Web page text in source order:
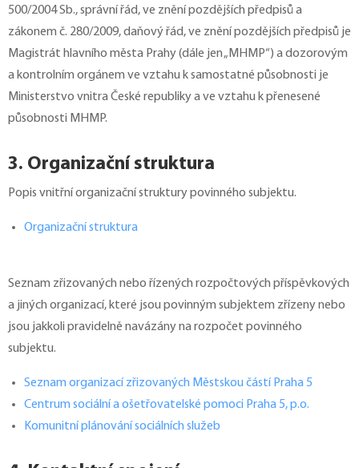
500/2004 Sb., správní řád, ve znění pozdějších předpisů a
zákonem č. 280/2009, daňový řád, ve znění pozdějších předpisů je
Magistrát hlavního města Prahy (dále jen „MHMP“) a dozorovým
a kontrolním orgánem ve vztahu k samostatné působnosti je
Ministerstvo vnitra České republiky a ve vztahu k přenesené
působnosti MHMP.
3. Organizační struktura
Popis vnitřní organizační struktury povinného subjektu.
Organizační struktura
Seznam zřizovaných nebo řízených rozpočtových příspěvkových
a jiných organizací, které jsou povinným subjektem zřízeny nebo
jsou jakkoli pravidelně navázány na rozpočet povinného
subjektu.
Seznam organizací zřizovaných Městskou částí Praha 5
Centrum sociální a ošetřovatelské pomoci Praha 5, p.o.
Komunitní plánování sociálních služeb